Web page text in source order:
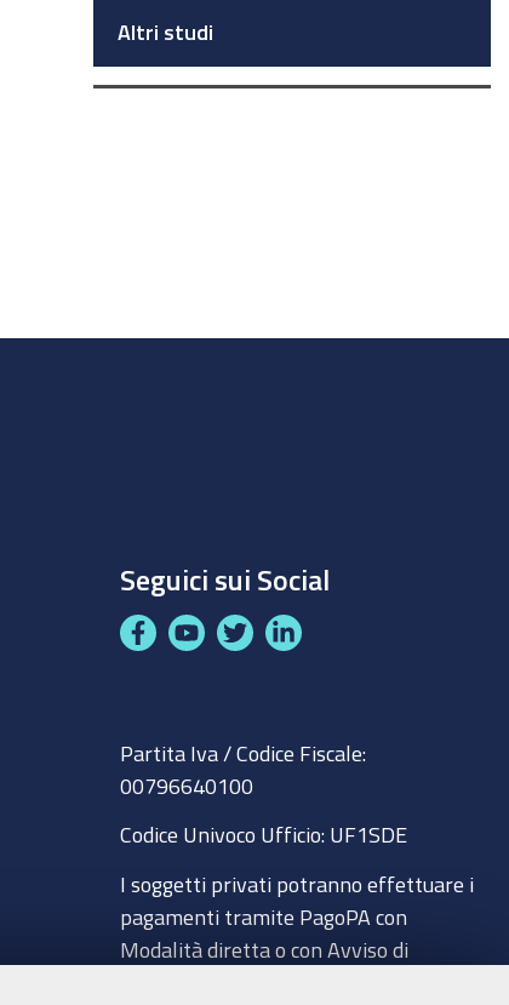
Altri studi
Seguici sui Social
F
b
o
o
Y
u
b
e
T
t
L
e
Partita Iva / Codice Fiscale:
00796640100
Codice Univoco Ufficio: UF1SDE
I soggetti privati potranno effettuare i
pagamenti tramite PagoPA con
Modalità diretta o con Avviso di